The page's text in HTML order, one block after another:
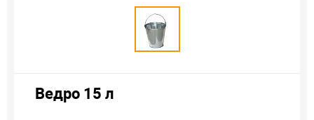
Ведро 15 л